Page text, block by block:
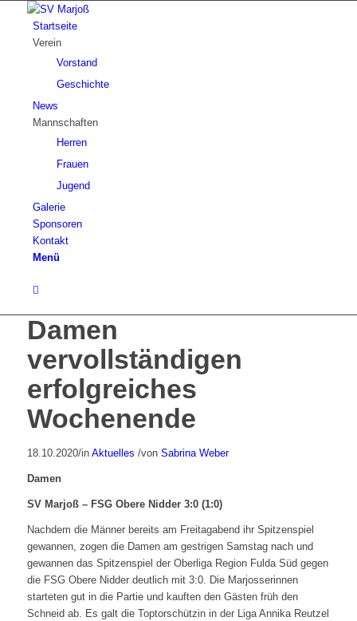
Startseite
Verein
Vorstand
Geschichte
News
Mannschaften
Herren
Frauen
Jugend
Galerie
Sponsoren
Kontakt
Menü
Damen
vervollständigen
erfolgreiches
Wochenende
18.10.2020/in Aktuelles /von Sabrina Weber
Damen
SV Marjoß – FSG Obere Nidder 3:0 (1:0)
Nachdem die Männer bereits am Freitagabend ihr Spitzenspiel
gewannen, zogen die Damen am gestrigen Samstag nach und
gewannen das Spitzenspiel der Oberliga Region Fulda Süd gegen
die FSG Obere Nidder deutlich mit 3:0. Die Marjosserinnen
starteten gut in die Partie und kauften den Gästen früh den
Schneid ab. Es galt die Toptorschützin in der Liga Annika Reutzel